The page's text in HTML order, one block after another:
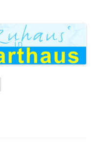
Skip to content